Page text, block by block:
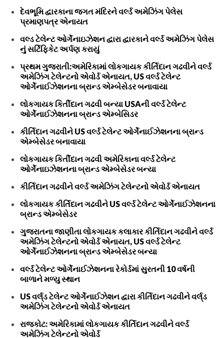
દેવભૂમિ દ્વારકાના જગત મંદિરને વર્લ્ડ અમેઝિંગ પેલેસ
પ્રમાણપત્ર એનાયત
વલ્ડ ટેલેન્ટ ઓર્ગેનાઇઝેશન દ્વારા દ્વારકાને વર્લ્ડ અમેઝિંગ પેલેસ
નું સર્ટિફિકેટ અર્પણ કરાયું
પ્રથમ ગુજરાતી:અમેરિકામાં લોકગાયક કીર્તિદાન ગઢવીને વર્લ્ડ
અમેઝિંગ ટેલેન્ટનો એવોર્ડ એનાયત, US વર્લ્ડ ટેલેન્ટ
ઓર્ગેનાઈઝેશનના બ્રાન્ડ એમ્બેસેડર બનાવાયા
લોકગાયક કિર્તીદાન ગઢવી બન્યા USAની વર્લ્ડ ટેલેન્ટ
ઓર્ગેનાઈઝેશનના બ્રાન્ડ એમ્બેસિડર
કીર્તિદાન ગઢવીને US વર્લ્ડ ટેલેન્ટ ઓર્ગેનાઈઝેશનના બ્રાન્ડ
એમ્બેસેડર બનાવાયા
લોકગાયક કિર્તીદાન ગઢવી અમેરિકાના વર્લ્ડ ટેલેન્ટ
ઓર્ગેનાઇઝેશનના બ્રાન્ડ એમ્બેસેડર બન્યા
કીર્તિદાન ગઢવીને વર્લ્ડ અમેઝિંગ ટેલેન્ટનો એવોર્ડ એનાયત
લોકગાયક કીર્તિદાન ગઢવીને US વર્લ્ડ ટેલેન્ટ ઓર્ગેનાઈઝેશનના
બ્રાન્ડ એમ્બેસેડર
ગુજરાતના જાણીતા લોકગાયક કલાકાર કીર્તિદાન ગઢવીને વર્લ્ડ
અમેઝિંગ ટેલેન્ટનો એવોર્ડ એનાયત, US વર્લ્ડ ટેલેન્ટ
ઓર્ગેનાઈઝેશનના બ્રાન્ડ એમ્બેસેડર બન્યા
વર્લ્ડ ટેલેન્ટ ઓર્ગેનાઈઝેશનના રેકોર્ડમાં સુરતની 10 વર્ષની
બાળાને મળ્યુ સ્થાન
US વર્લ્‌ડ ટેલેન્ટ ઓર્ગેનાઈઝેશન દ્વારા કીર્તિદાન ગઢવીને વર્લ્‌ડ
અમેઝિંગ ટેલેન્ટનો એવોર્ડ એનાયત
રાજકોટ: અમેરિકામાં લોકગાયક કીર્તિદાન ગઢવીને વર્લ્ડ
અમેઝિંગ ટેલેન્ટનો એવોર્ડ